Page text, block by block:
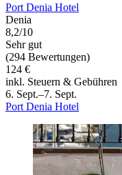
Port Denia Hotel
Denia
8,2/10
Sehr gut
(294 Bewertungen)
124 €
inkl. Steuern & Gebühren
6. Sept.–7. Sept.
Port Denia Hotel